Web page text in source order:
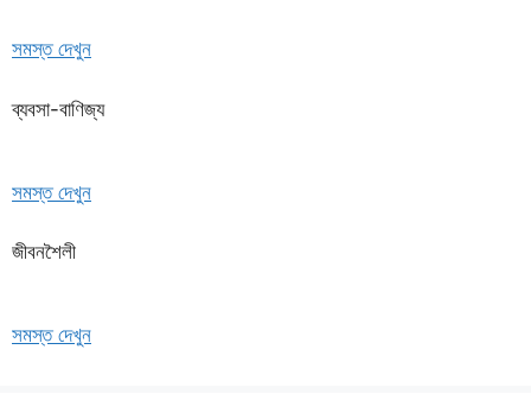
সমস্ত দেখুন
ব্যবসা-বাণিজ্য
সমস্ত দেখুন
জীবনশৈলী
সমস্ত দেখুন